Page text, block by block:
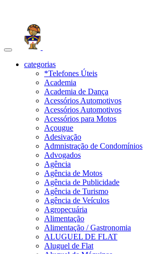
Toggle
navigationcategorias
*Telefones Úteis
Academia
Academia de Dança
Acessórios Automotivos
Acessórios Automotivos
Acessórios para Motos
Açougue
Adesivação
Admnistração de Condomínios
Advogados
Agência
Agência de Motos
Agência de Publicidade
Agência de Turismo
Agência de Veículos
Agropecuária
Alimentação
Alimentação / Gastronomia
ALUGUEL DE FLAT
Aluguel de Flat